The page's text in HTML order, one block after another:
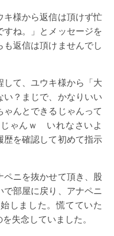
様から返信は頂けず忙
すね。」とメッセージを
返信は頂けませんでし
て、ユウキ様から「大
い？まじで、かなりいい
んとできるじゃんって
ゃんｗ いれなさいよ
歴を確認して初めて指示
ニを抜かせて頂き、股
部屋に戻り、アナペニ
しました。慌てていた
失念していました。